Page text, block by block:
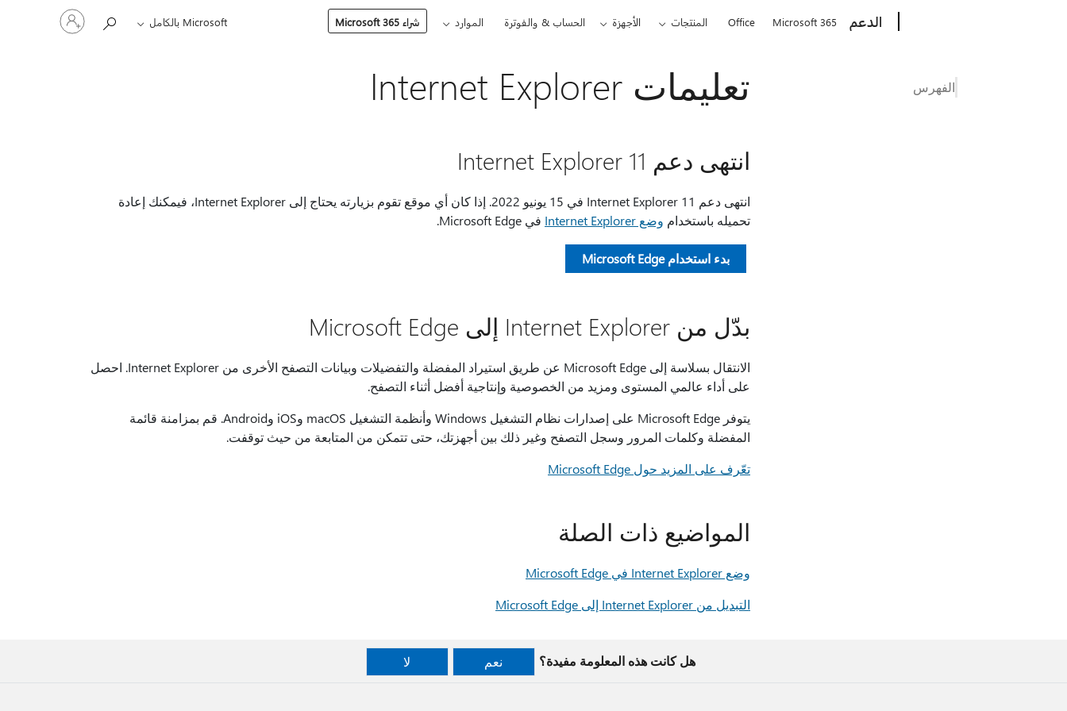
الدعم Microsoft 365
Office المنتجات الأجهزة الحساب & والفوترة الموارد شراء Microsoft 365 Microsoft بالكامل
تسجيل
الدخول
إلى
الفهرس تعليمات Internet Explorer
انتهى دعم Internet Explorer 11
انتهى دعم Internet Explorer 11 في 15 يونيو 2022. إذا كان أي موقع تقوم بزيارته يحتاج إلى Internet Explorer، فيمكنك إعادة
تحميله باستخدام وضع Internet Explorer في Microsoft Edge.
بدء استخدام Microsoft Edge
بدّل من Internet Explorer إلى Microsoft Edge
الانتقال بسلاسة إلى Microsoft Edge عن طريق استيراد المفضلة والتفضيلات وبيانات التصفح الأخرى من Internet Explorer. احصل
على أداء عالمي المستوى ومزيد من الخصوصية وإنتاجية أفضل أثناء التصفح.
يتوفر Microsoft Edge على إصدارات نظام التشغيل Windows وأنظمة التشغيل macOS وiOS وAndroid. قم بمزامنة قائمة
المفضلة وكلمات المرور وسجل التصفح وغير ذلك بين أجهزتك، حتى تتمكن من المتابعة من حيث توقفت.
تعّرف على المزيد حول Microsoft Edge
المواضيع ذات الصلة
وضع Internet Explorer في Microsoft Edge
التبديل من Internet Explorer إلى Microsoft Edge
هل كانت هذه المعلومة مفيدة؟ نعم لا